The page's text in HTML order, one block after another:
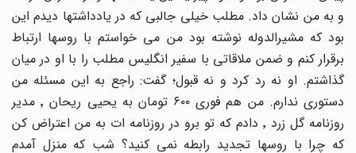
و به من نشان داد. مطلب خیلی جالبی که در یادداشتها دیدم این
بود که مشیرالدوله نوشته بود من می خواستم با روسها ارتباط
برقرار کنم و ضمن ملاقاتی با سفیر انگلیس مطلب را با او در میان
گذاشتم. او نه رد کرد و نه قبول؛ گفت: راجع به این مسئله من
دستوری ندارم. من هم فوری ٦٠٠ تومان به یحیی ریحان ٬ مدیر
روزنامه گل زرد ٬ دادم که تو برو در روزنامه ات به من اعتراض کن
که چرا با روسها تجدید رابطه نمی کنید؟ شب که منزل آمدم